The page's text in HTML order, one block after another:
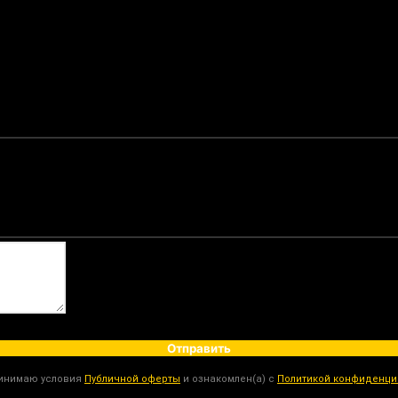
Отправить
условия Публичной оферты и ознакомлен(а) с Политикой